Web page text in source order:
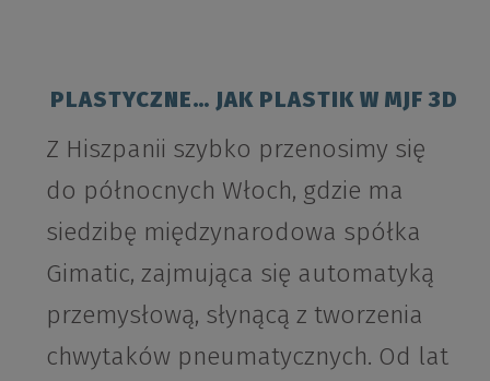
PLASTYCZNE… JAK PLASTIK W MJF 3D
Z Hiszpanii szybko przenosimy się
do północnych Włoch, gdzie ma
siedzibę międzynarodowa spółka
Gimatic, zajmująca się automatyką
przemysłową, słynącą z tworzenia
chwytaków pneumatycznych. Od lat